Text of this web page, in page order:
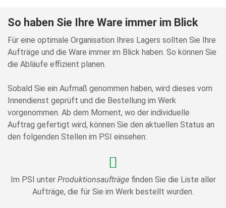
So haben Sie Ihre Ware immer im Blick
Für eine optimale Organisation Ihres Lagers sollten Sie Ihre
Aufträge und die Ware immer im Blick haben. So können Sie
die Abläufe effizient planen.
Sobald Sie ein Aufmaß genommen haben, wird dieses vom
Innendienst geprüft und die Bestellung im Werk
vorgenommen. Ab dem Moment, wo der individuelle
Auftrag gefertigt wird, können Sie den aktuellen Status an
den folgenden Stellen im PSI einsehen:
Im PSI unter Produktionsaufträgefinden Sie die Liste aller
Aufträge, die für Sie im Werk bestellt wurden.